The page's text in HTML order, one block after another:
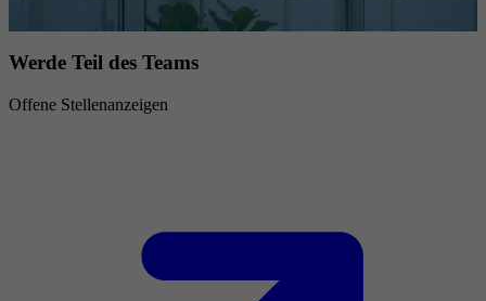
Werde Teil des Teams
Offene Stellenanzeigen